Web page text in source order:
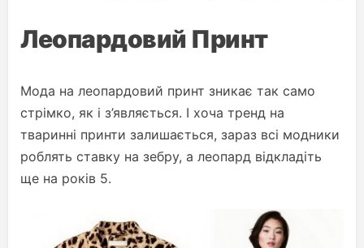
Леопардовий Принт
Мода на леопардовий принт зникає так само
стрімко, як і з’являється. І хоча тренд на
тваринні принти залишається, зараз всі модники
роблять ставку на зебру, а леопард відкладіть
ще на років 5.